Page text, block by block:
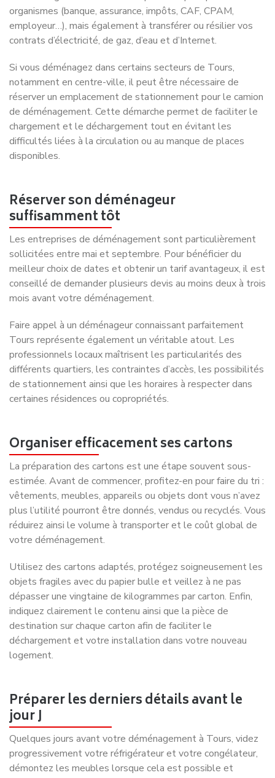
Déménager à Tours : Choisissez des professionnels
expérimentés
Prix d’un déménagement à Tours : comprendre son
Présentation de la ville de Tours : découvrez toutes les
infos qu’il vous faut sur cette ville
100% satisfaction client
Nos clientsnous
recommandent
Nos clients témoignent de la satisfaction après avoir
déménagé avec nous, ils n’hésitent pas à nous
recommander à leurs entourages.
Excellent service de déménagement avec un
suivi professionnel du début jusqu'à la fin. Je
recommande sans problème la société
Déménagement NET pour leur
professionnalisme et leur sérieux.
Victoria P.
Déménagement Amiens -
Rennes